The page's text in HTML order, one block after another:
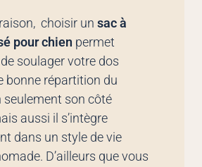
choisir un sac à
pour chien permet
soulager votre dos
bonne répartition du
son côté
aussi il s’intègre
dans un style de vie
D’ailleurs que vous